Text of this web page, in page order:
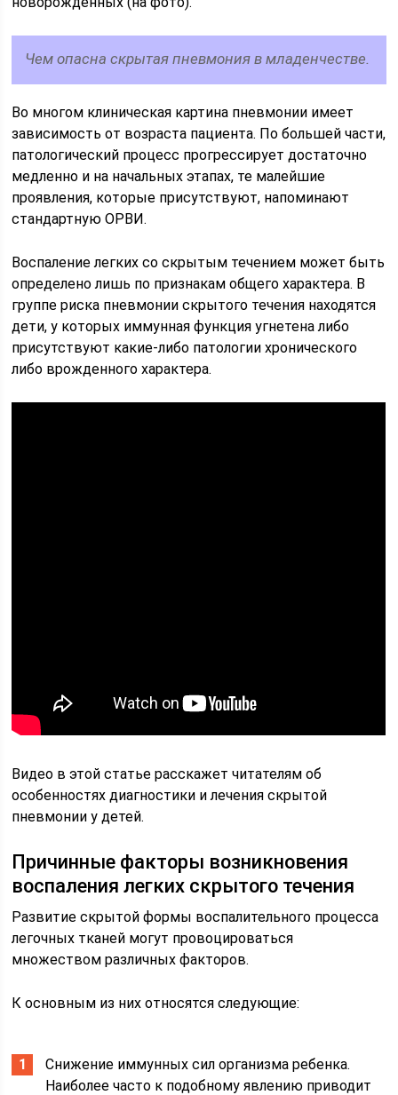
Чем опасна скрытая пневмония в младенчестве.
Во многом клиническая картина пневмонии имеет
зависимость от возраста пациента. По большей части,
патологический процесс прогрессирует достаточно
медленно и на начальных этапах, те малейшие
проявления, которые присутствуют, напоминают
стандартную ОРВИ.
Воспаление легких со скрытым течением может быть
определено лишь по признакам общего характера. В
группе риска пневмонии скрытого течения находятся
дети, у которых иммунная функция угнетена либо
присутствуют какие-либо патологии хронического
либо врожденного характера.
Видео в этой статье расскажет читателям об
особенностях диагностики и лечения скрытой
пневмонии у детей.
Причинные факторы возникновения
воспаления легких скрытого течения
Развитие скрытой формы воспалительного процесса
легочных тканей могут провоцироваться
множеством различных факторов.
К основным из них относятся следующие:
Снижение иммунных сил организма ребенка.
Наиболее часто к подобному явлению приводит